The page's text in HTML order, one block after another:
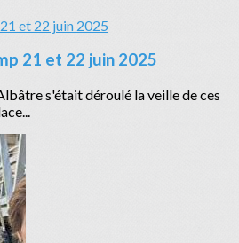
21 et 22 juin 2025
s'était déroulé la veille de ces